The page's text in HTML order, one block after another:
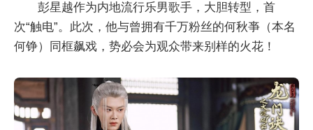
彭星越作为内地流行乐男歌手，大胆转型，首
次“触电”。此次，他与曾拥有千万粉丝的何秋亊（本名
何铮）同框飙戏，势必会为观众带来别样的火花！